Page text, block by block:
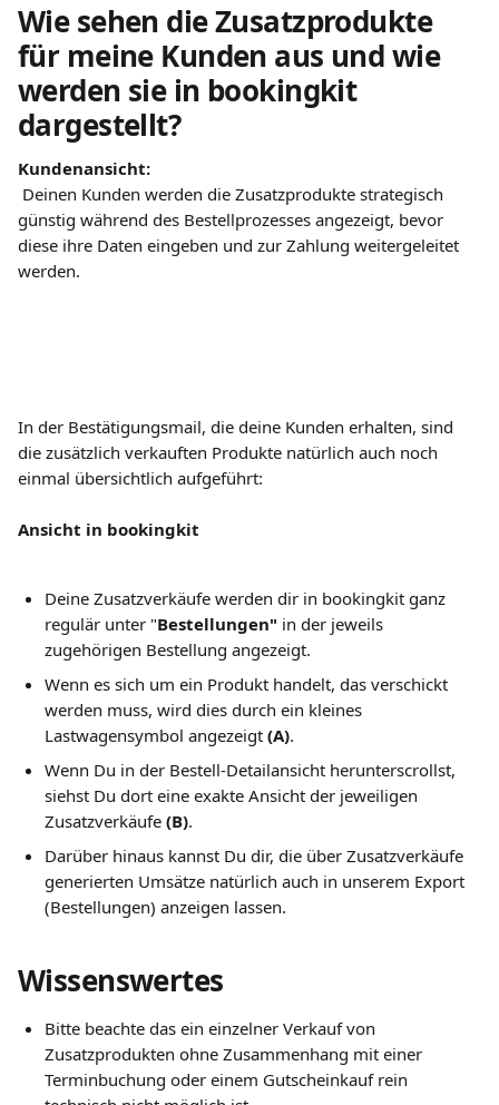
Wie sehen die Zusatzprodukte
für meine Kunden aus und wie
werden sie in bookingkit
dargestellt?
Kundenansicht:
günstig während des Bestellprozesses angezeigt, bevor
diese ihre Daten eingeben und zur Zahlung weitergeleitet
werden.
In der Bestätigungsmail, die deine Kunden erhalten, sind
die zusätzlich verkauften Produkte natürlich auch noch
einmal übersichtlich aufgeführt:
Ansicht in bookingkit
Deine Zusatzverkäufe werden dir in bookingkit ganz
regulär unter "Bestellungen" in der jeweils
zugehörigen Bestellung angezeigt.
Wenn es sich um ein Produkt handelt, das verschickt
werden muss, wird dies durch ein kleines
Lastwagensymbol angezeigt (A).
Wenn Du in der Bestell-Detailansicht herunterscrollst,
siehst Du dort eine exakte Ansicht der jeweiligen
Zusatzverkäufe (B).
Darüber hinaus kannst Du dir, die über Zusatzverkäufe
generierten Umsätze natürlich auch in unserem Export
(Bestellungen) anzeigen lassen.
Wissenswertes
Bitte beachte das ein einzelner Verkauf von
Zusatzprodukten ohne Zusammenhang mit einer
Terminbuchung oder einem Gutscheinkauf rein